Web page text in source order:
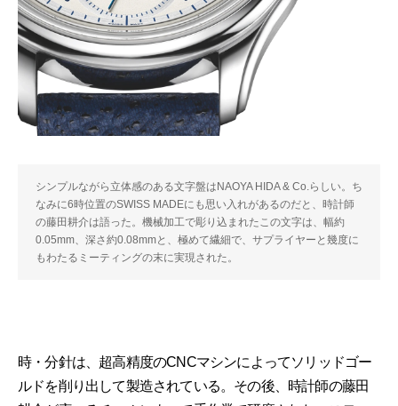
シンプルながら立体感のある文字盤はNAOYA HIDA & Co.らしい。ち
なみに6時位置のSWISS MADEにも思い入れがあるのだと、時計師
の藤田耕介は語った。機械加工で彫り込まれたこの文字は、幅約
0.05mm、深さ約0.08mmと、極めて繊細で、サプライヤーと幾度に
もわたるミーティングの末に実現された。
時・分針は、超高精度のCNCマシンによってソリッドゴー
ルドを削り出して製造されている。その後、時計師の藤田